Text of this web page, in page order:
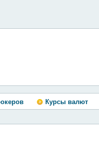
Курсы валют